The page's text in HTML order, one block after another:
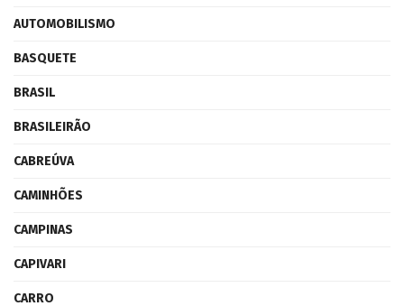
AUTOMOBILISMO
BASQUETE
BRASIL
BRASILEIRÃO
CABREÚVA
CAMINHÕES
CAMPINAS
CAPIVARI
CARRO